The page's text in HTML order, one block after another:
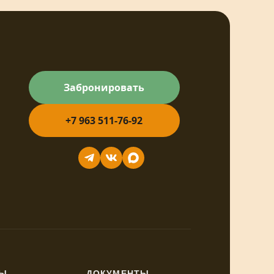
Забронировать
+7 963 511-76-92